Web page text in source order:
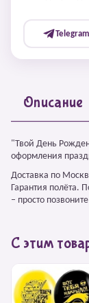
Telegram
Описание
"Твой День
оформления
Доставка по
Гарантия полёта.
– просто
С этим